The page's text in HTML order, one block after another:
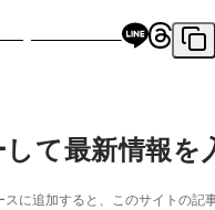
て最新情報を
スに追加すると、このサイトの記